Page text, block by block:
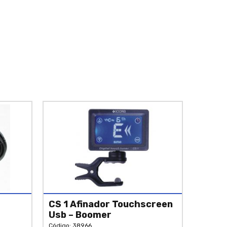
CS 1 Afinador Touchscreen
Usb – Boomer
Código: 38966